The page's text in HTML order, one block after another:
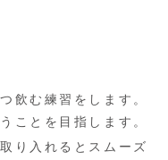
飲む練習をします。
ことを目指します。
り入れるとスムーズ